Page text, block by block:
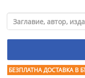
БЕЗПЛАТНА ДОСТАВКА В